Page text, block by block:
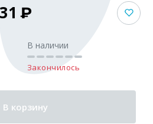
В наличии
Закончилось
В корзину